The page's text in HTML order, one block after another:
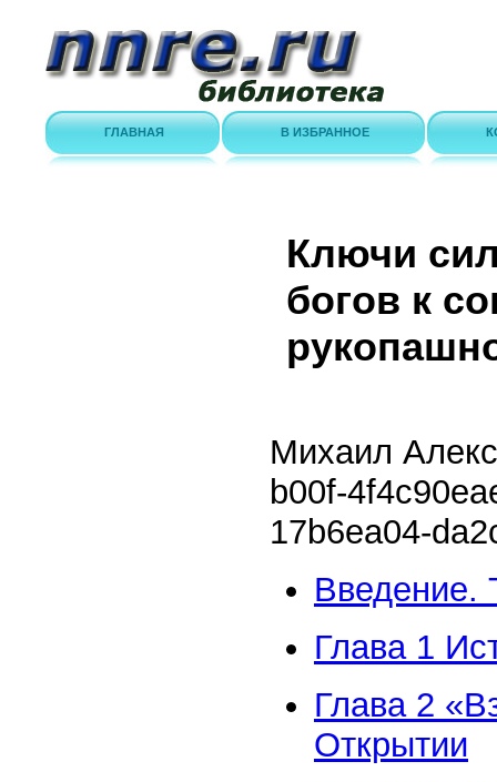
ГЛАВНАЯ В ИЗБРАННОЕ
Ключи
богов к
Михаил
b00f-
17b6ea04-
Введение.
Глава 1
Глава 2
Открытии